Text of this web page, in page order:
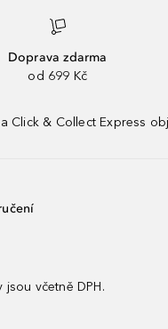
Doprava zdarma
od 699 Kč
Click & Collect Express
jsou včetně DPH.